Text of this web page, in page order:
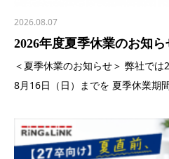
2026.08.07
2026年度夏季休業のお知ら
＜夏季休業のお知らせ＞ 弊社で
8月16日（日）までを 夏季休業期